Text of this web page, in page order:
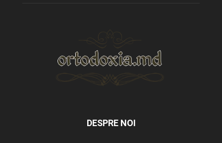
DESPRE NOI